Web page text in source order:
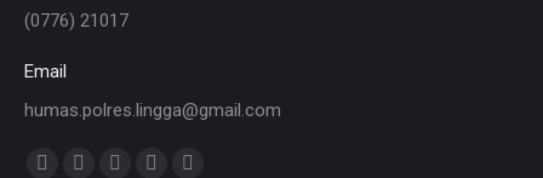
(0776) 21017
Email
humas.polres.lingga@gmail.com
Find us on: